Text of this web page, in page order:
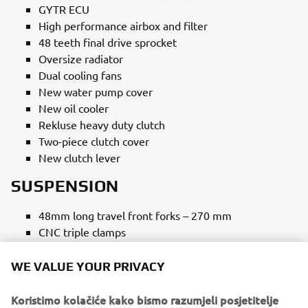
GYTR ECU
High performance airbox and filter
48 teeth final drive sprocket
Oversize radiator
Dual cooling fans
New water pump cover
New oil cooler
Rekluse heavy duty clutch
Two-piece clutch cover
New clutch lever
SUSPENSION
48mm long travel front forks – 270 mm
CNC triple clamps
New rear suspension linkage
BRAKES
WE VALUE YOUR PRIVACY
Koristimo kolačiće kako bismo razumjeli posjetitelje